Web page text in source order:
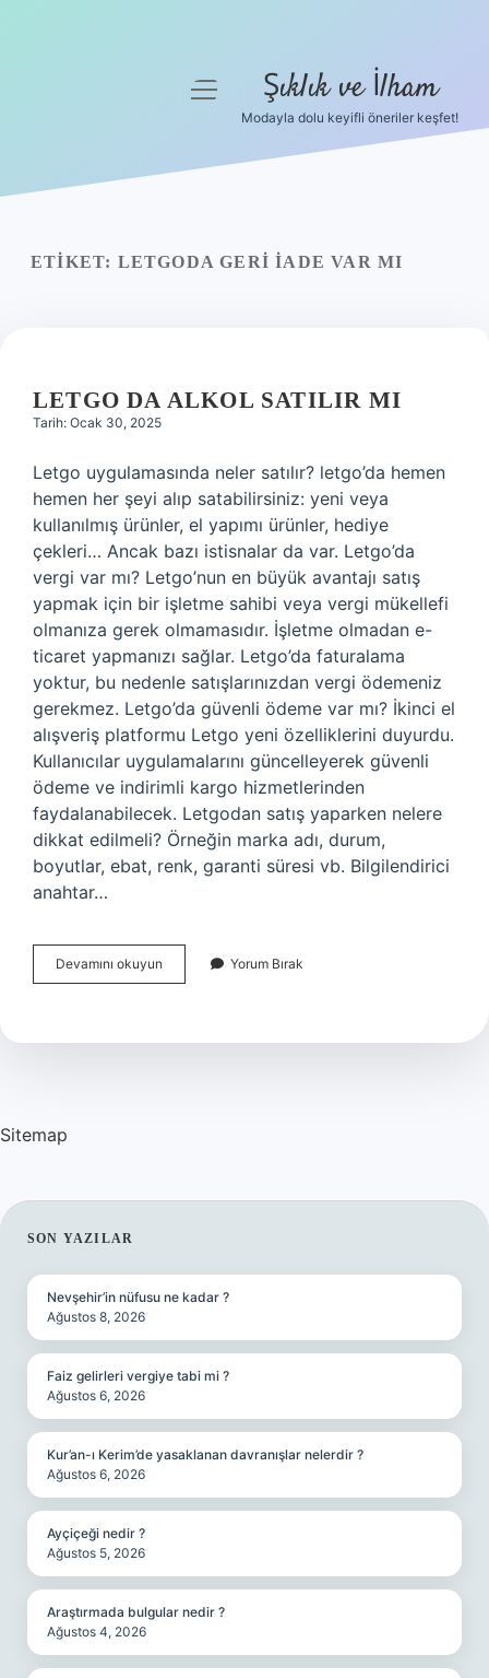
Yasal Uyarı
menüyü
Şıklık ve İlham
Modayla dolu keyifli öneriler keşfet!
ETIKET: LETGODA GERI IADE VAR MI
LETGO DA ALKOL SATILIR MI
Tarih: Ocak 30, 2025
Letgo uygulamasında neler satılır? letgo’da hemen
hemen her şeyi alıp satabilirsiniz: yeni veya
kullanılmış ürünler, el yapımı ürünler, hediye
çekleri… Ancak bazı istisnalar da var. Letgo’da
vergi var mı? Letgo’nun en büyük avantajı satış
yapmak için bir işletme sahibi veya vergi mükellefi
olmanıza gerek olmamasıdır. İşletme olmadan e-
ticaret yapmanızı sağlar. Letgo’da faturalama
yoktur, bu nedenle satışlarınızdan vergi ödemeniz
gerekmez. Letgo’da güvenli ödeme var mı? İkinci el
alışveriş platformu Letgo yeni özelliklerini duyurdu.
Kullanıcılar uygulamalarını güncelleyerek güvenli
ödeme ve indirimli kargo hizmetlerinden
faydalanabilecek. Letgodan satış yaparken nelere
dikkat edilmeli? Örneğin marka adı, durum,
boyutlar, ebat, renk, garanti süresi vb. Bilgilendirici
anahtar…
Devamını okuyun
Da
Mı
Yorum Bırak
Sitemap
SIDEBAR
SON YAZILAR
Nevşehir’in nüfusu ne kadar ?
Ağustos 8, 2026
Faiz gelirleri vergiye tabi mi ?
Ağustos 6, 2026
Kur’an-ı Kerim’de yasaklanan davranışlar nelerdir ?
Ağustos 6, 2026
Ayçiçeği nedir ?
Ağustos 5, 2026
Araştırmada bulgular nedir ?
Ağustos 4, 2026